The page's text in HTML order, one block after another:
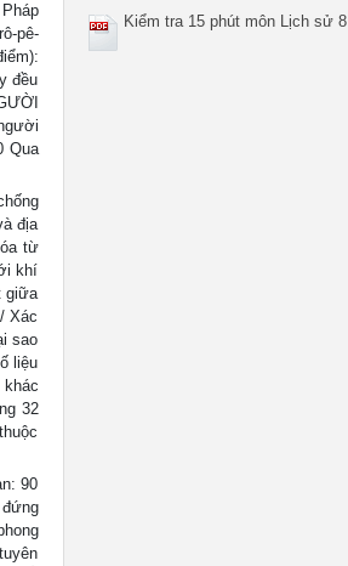
pê-
đều
Qua
địa
từ
khí
giữa
Xác
sao
liệu
khác
32
90
Kiểm tra 15 phút môn Lịch sử 8